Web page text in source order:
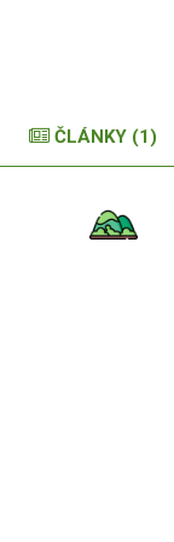
ČLÁNKY (1)